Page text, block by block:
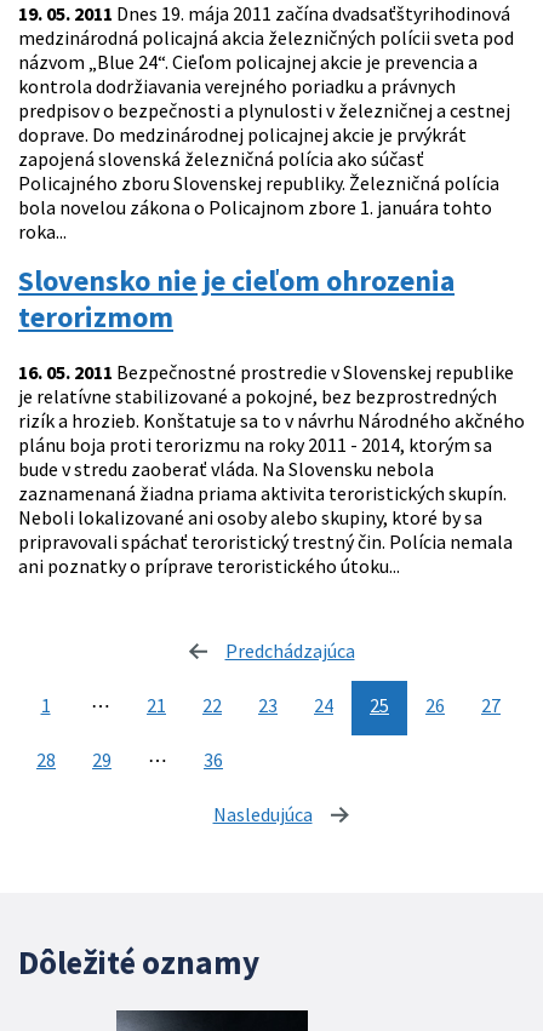
19. 05. 2011 Dnes 19. mája 2011 začína dvadsaťštyrihodinová
medzinárodná policajná akcia železničných polícii sveta pod
názvom „Blue 24“. Cieľom policajnej akcie je prevencia a
kontrola dodržiavania verejného poriadku a právnych
predpisov o bezpečnosti a plynulosti v železničnej a cestnej
doprave. Do medzinárodnej policajnej akcie je prvýkrát
zapojená slovenská železničná polícia ako súčasť
Policajného zboru Slovenskej republiky. Železničná polícia
bola novelou zákona o Policajnom zbore 1. januára tohto
roka...
Slovensko nie je cieľom ohrozenia
terorizmom
16. 05. 2011 Bezpečnostné prostredie v Slovenskej republike
je relatívne stabilizované a pokojné, bez bezprostredných
rizík a hrozieb. Konštatuje sa to v návrhu Národného akčného
plánu boja proti terorizmu na roky 2011 - 2014, ktorým sa
bude v stredu zaoberať vláda. Na Slovensku nebola
zaznamenaná žiadna priama aktivita teroristických skupín.
Neboli lokalizované ani osoby alebo skupiny, ktoré by sa
pripravovali spáchať teroristický trestný čin. Polícia nemala
ani poznatky o príprave teroristického útoku...
Predchádzajúca
1 ⋯ 21 22 23 24 25 26 27
28 29 ⋯ 36
Nasledujúca stránka
Dôležité oznamy